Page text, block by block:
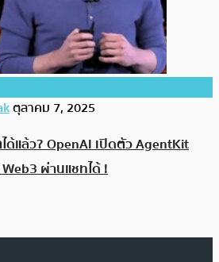
ตุลาคม 7, 2025
ด้แล้ว? OpenAI เปิดตัว AgentKit
ผ่านแชทได้ !